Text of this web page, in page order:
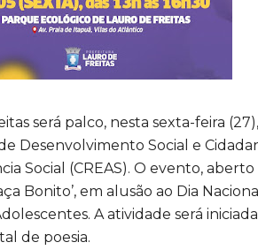
será palco, nesta sexta-feira
Desenvolvimento Social e
Social (CREAS). O evento,
Bonito’, em alusão ao Dia
A atividade será
de poesia.